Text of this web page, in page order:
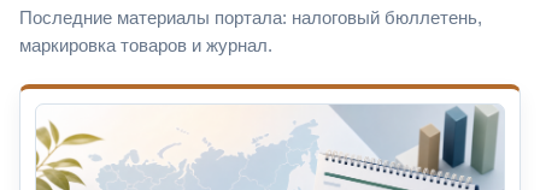
Последние материалы портала: налоговый бюллетень,
маркировка товаров и журнал.